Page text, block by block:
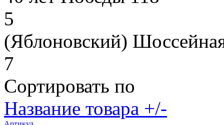
5
(Яблоновский)
7
Сортировать по
Название товара +/-